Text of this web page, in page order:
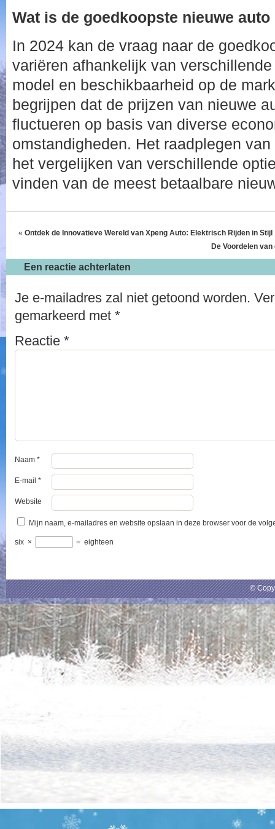
Wat is de goedkoopste nieuwe auto
In 2024 kan de vraag naar de
variëren afhankelijk van
model en beschikbaarheid op de
begrijpen dat de prijzen van nieuwe
fluctueren op basis van diverse
omstandigheden. Het raadplegen
het vergelijken van verschillende
vinden van de meest betaalbare
« Ontdek de Innovatieve Wereld van Xpeng Auto: Elektrisch Rijden in Stijl
De Voordelen
Een reactie achterlaten
Je e-mailadres zal niet getoond worden.
gemarkeerd met*
Reactie*
Naam*
E-mail*
Website
Mijn naam, e-mailadres en website opslaan in deze browser voor de
six × = eighteen
©